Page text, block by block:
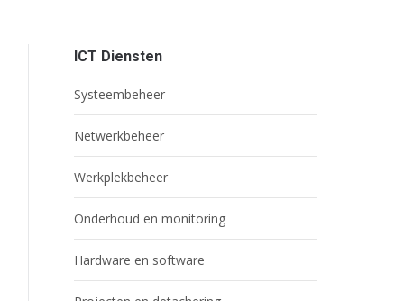
ICT Diensten
Systeembeheer
Netwerkbeheer
Werkplekbeheer
Onderhoud en monitoring
Hardware en software